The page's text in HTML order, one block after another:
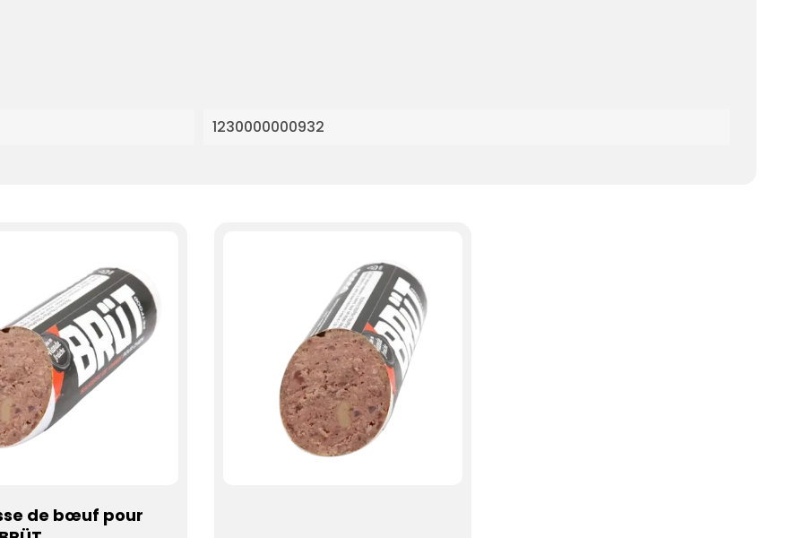
1230000000932
de bœuf pour